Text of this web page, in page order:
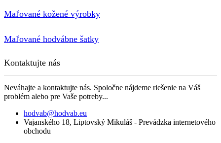
Maľované kožené výrobky
Maľované hodvábne šatky
Kontaktujte nás
Neváhajte a kontaktujte nás. Spoločne nájdeme riešenie na Váš
problém alebo pre Vaše potreby...
hodvab@hodvab.eu
Vajanského 18, Liptovský Mikuláš - Prevádzka internetového
obchodu